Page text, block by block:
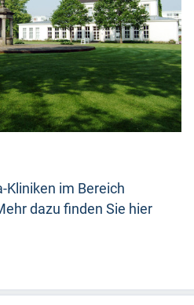
Kliniken im Bereich
dazu finden Sie hier